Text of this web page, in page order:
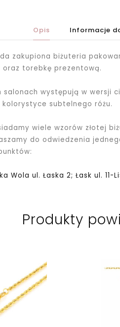
Opis Informacje
zakupiona biżuteria
oraz torebkę prezentową.
występują w wersji
subtelnego różu.
wiele wzorów złotej
do odwiedzenia
Wola ul. Łaska 2; Łask ul. 11-
Produkty